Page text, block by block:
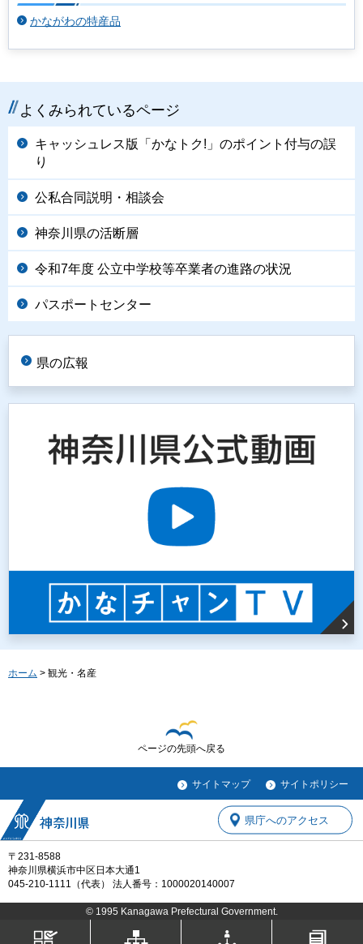
かながわの特産品
よくみられているページ
キャッシュレス版「かなトク!」のポイント付与の誤
り
公私合同説明・相談会
神奈川県の活断層
令和7年度 公立中学校等卒業者の進路の状況
パスポートセンター
県の広報
ホーム > 観光・名産
ページの先頭へ戻る
サイトマップ サイトポリシー
〒231-8588
神奈川県横浜市中区日本大通1
045-210-1111（代表） 法人番号：1000020140007
県庁へのアクセス
© 1995 Kanagawa Prefectural Government.